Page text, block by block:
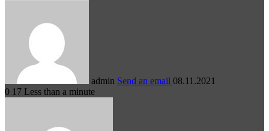
admin Send an email 08.11.2021
0 17 Less than a minute